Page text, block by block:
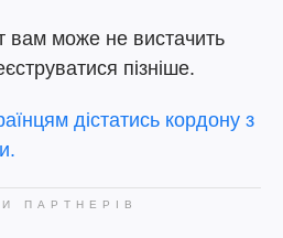
вам може не вистачить
пізніше.
дістатись кордону з